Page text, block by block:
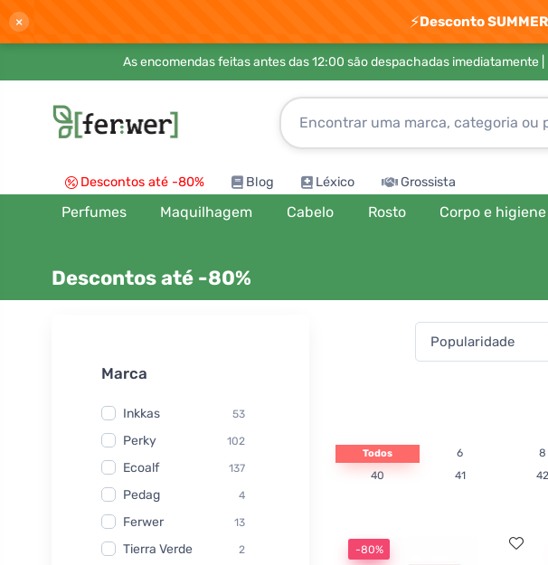
× ⚡Desconto
As encomendas feitas antes das 12:00 são despachadas imediatamente |
Descontos até -80% Blog Léxico Grossista
Perfumes Maquilhagem Cabelo Rosto Corpo e higiene
Descontos até -80%
Marca
Inkkas 53
Perky 102
Ecoalf 137
Pedag 4
Ferwer 13
Tierra Verde 2
Todos 6 8
40
41 42
-80%